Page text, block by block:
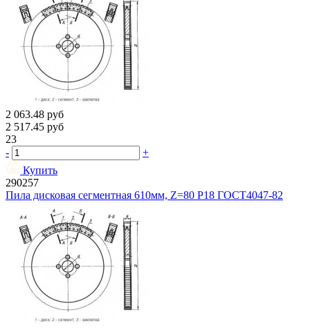
2 063.48 руб
2 517.45 руб
23
-
+
Купить
290257
Пила дисковая сегментная 610мм, Z=80 Р18 ГОСТ4047-82